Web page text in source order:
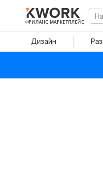
ФРИЛАНС МАРКЕТПЛЕЙС
Дизайн